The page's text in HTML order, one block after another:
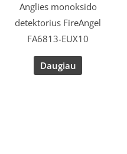
Anglies monoksido
detektorius FireAngel
FA6813-EUX10
Daugiau